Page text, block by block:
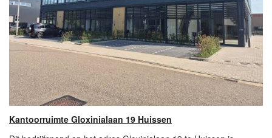
Kantoorruimte Gloxinialaan 19 Huissen